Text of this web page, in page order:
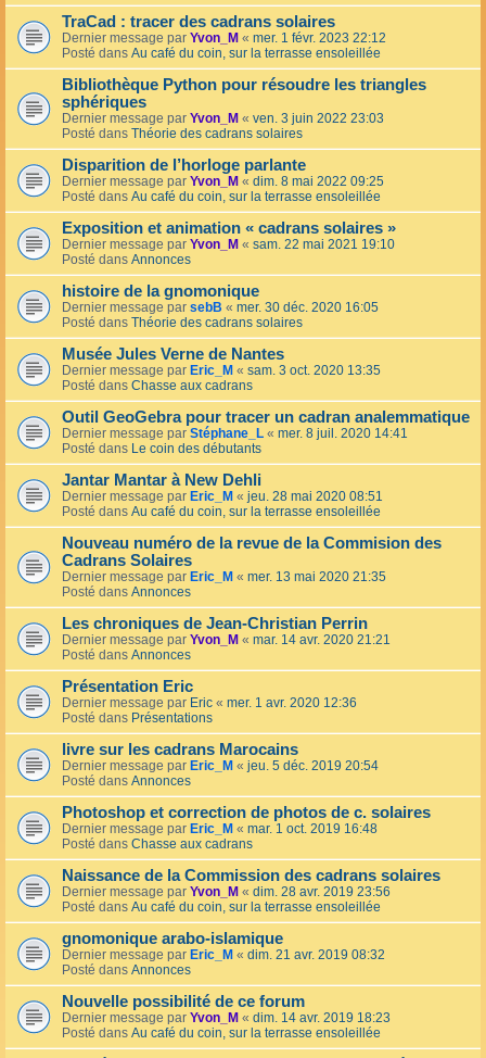
TraCad : tracer des cadrans solaires
Dernier message par Yvon_M « mer. 1 févr. 2023 22:12
Posté dans Au café du coin, sur la terrasse ensoleillée
Bibliothèque Python pour résoudre les triangles
sphériques
Dernier message par Yvon_M « ven. 3 juin 2022 23:03
Posté dans Théorie des cadrans solaires
Disparition de l’horloge parlante
Dernier message par Yvon_M « dim. 8 mai 2022 09:25
Posté dans Au café du coin, sur la terrasse ensoleillée
Exposition et animation « cadrans solaires »
Dernier message par Yvon_M « sam. 22 mai 2021 19:10
Posté dans Annonces
histoire de la gnomonique
Dernier message par sebB « mer. 30 déc. 2020 16:05
Posté dans Théorie des cadrans solaires
Musée Jules Verne de Nantes
Dernier message par Eric_M « sam. 3 oct. 2020 13:35
Posté dans Chasse aux cadrans
Outil GeoGebra pour tracer un cadran analemmatique
Dernier message par Stéphane_L « mer. 8 juil. 2020 14:41
Posté dans Le coin des débutants
Jantar Mantar à New Dehli
Dernier message par Eric_M « jeu. 28 mai 2020 08:51
Posté dans Au café du coin, sur la terrasse ensoleillée
Nouveau numéro de la revue de la Commision des
Cadrans Solaires
Dernier message par Eric_M « mer. 13 mai 2020 21:35
Posté dans Annonces
Les chroniques de Jean-Christian Perrin
Dernier message par Yvon_M « mar. 14 avr. 2020 21:21
Posté dans Annonces
Présentation Eric
Dernier message par Eric « mer. 1 avr. 2020 12:36
Posté dans Présentations
livre sur les cadrans Marocains
Dernier message par Eric_M « jeu. 5 déc. 2019 20:54
Posté dans Annonces
Photoshop et correction de photos de c. solaires
Dernier message par Eric_M « mar. 1 oct. 2019 16:48
Posté dans Chasse aux cadrans
Naissance de la Commission des cadrans solaires
Dernier message par Yvon_M « dim. 28 avr. 2019 23:56
Posté dans Au café du coin, sur la terrasse ensoleillée
gnomonique arabo-islamique
Dernier message par Eric_M « dim. 21 avr. 2019 08:32
Posté dans Annonces
Nouvelle possibilité de ce forum
Dernier message par Yvon_M « dim. 14 avr. 2019 18:23
Posté dans Au café du coin, sur la terrasse ensoleillée